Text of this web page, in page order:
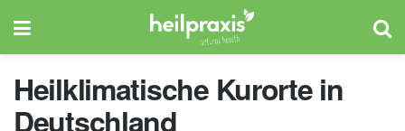
Heilklimatische Kurorte in
Deutschland